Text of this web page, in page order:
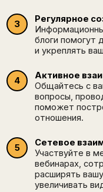
Регулярное
блоги помогут
и укреплять
Активное
Общайтесь с
вопросы,
поможет
отношения.
Сетевое
Участвуйте в
вебинарах,
расширять
увеличивать